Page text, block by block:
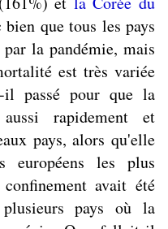
que tous les pays
la pandémie, mais
est très variée
il passé pour que la
rapidement et
pays, alors qu'elle
européens les plus
avait été
pays où la